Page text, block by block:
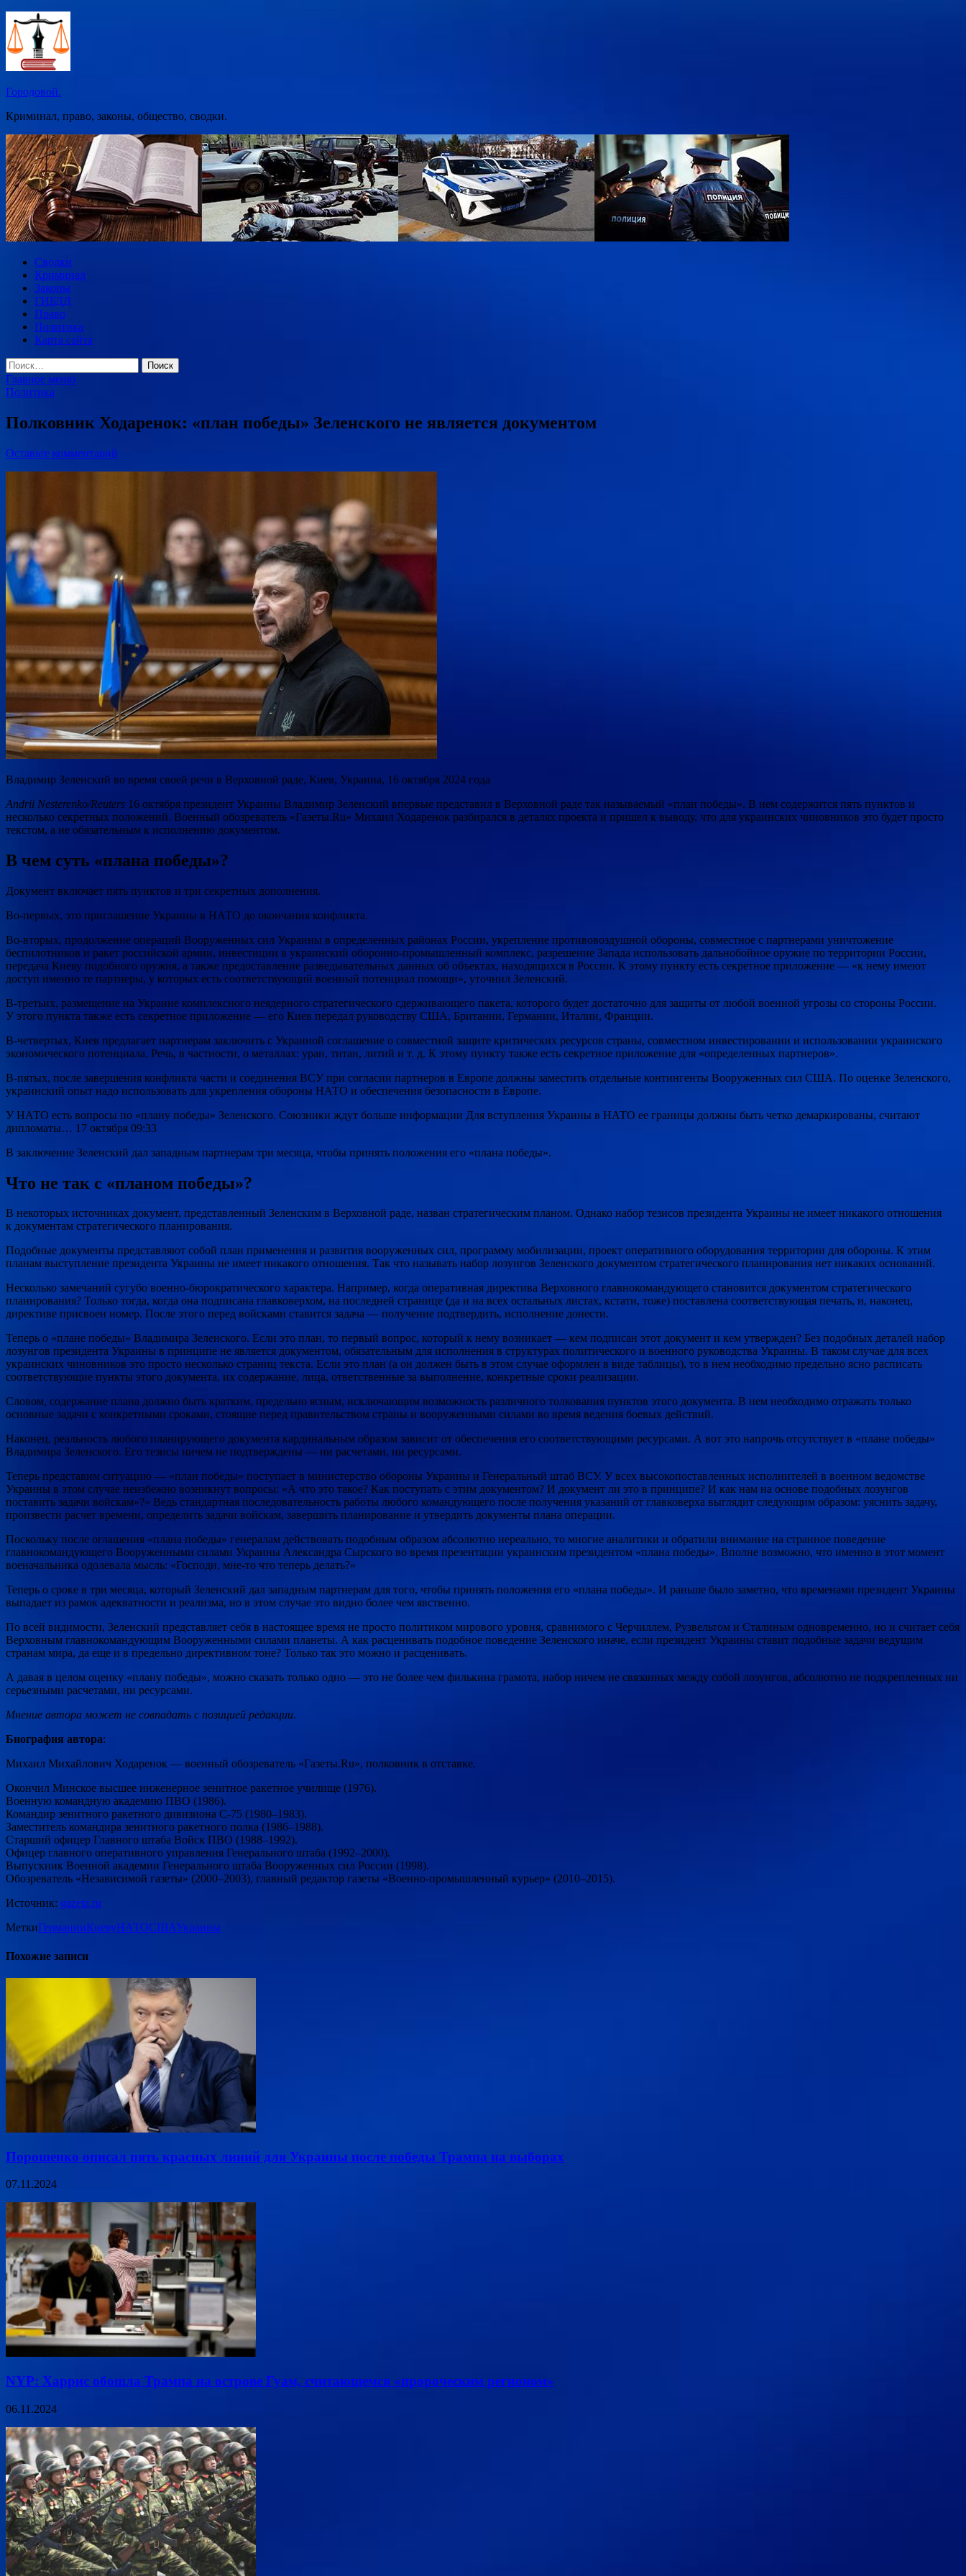
Перейти
содержимому
Городовой.
Криминал, право, законы, общество, сводки.
Сводки
Криминал
Законы
ГИБДД
Право
Политика
Карта сайта
Найти:
Главное меню
Политика
Полковник Ходаренок: «план победы» Зеленского не является документом
Оставьте комментарий
Владимир Зеленский во время своей речи в Верховной раде, Киев, Украина, 16 октября 2024 года
Andrii Nesterenko/Reuters 16 октября президент Украины Владимир Зеленский впервые представил в Верховной раде так называемый «план победы». В нем содержится пять пунктов и
несколько секретных положений. Военный обозреватель «Газеты.Ru» Михаил Ходаренок разбирался в деталях проекта и пришел к выводу, что для украинских чиновников это будет просто
текстом, а не обязательным к исполнению документом.
В чем суть «плана победы»?
Документ включает пять пунктов и три секретных дополнения.
Во-первых, это приглашение Украины в НАТО до окончания конфликта.
Во-вторых, продолжение операций Вооруженных сил Украины в определенных районах России, укрепление противовоздушной обороны, совместное с партнерами уничтожение
беспилотников и ракет российской армии, инвестиции в украинский оборонно-промышленный комплекс, разрешение Запада использовать дальнобойное оружие по территории России,
передача Киеву подобного оружия, а также предоставление разведывательных данных об объектах, находящихся в России. К этому пункту есть секретное приложение — «к нему имеют
доступ именно те партнеры, у которых есть соответствующий военный потенциал помощи», уточнил Зеленский.
В-третьих, размещение на Украине комплексного неядерного стратегического сдерживающего пакета, которого будет достаточно для защиты от любой военной угрозы со стороны России.
У этого пункта также есть секретное приложение — его Киев передал руководству США, Британии, Германии, Италии, Франции.
В-четвертых, Киев предлагает партнерам заключить с Украиной соглашение о совместной защите критических ресурсов страны, совместном инвестировании и использовании украинского
экономического потенциала. Речь, в частности, о металлах: уран, титан, литий и т. д. К этому пункту также есть секретное приложение для «определенных партнеров».
В-пятых, после завершения конфликта части и соединения ВСУ при согласии партнеров в Европе должны заместить отдельные контингенты Вооруженных сил США. По оценке Зеленского,
украинский опыт надо использовать для укрепления обороны НАТО и обеспечения безопасности в Европе.
У НАТО есть вопросы по «плану победы» Зеленского. Союзники ждут больше информации Для вступления Украины в НАТО ее границы должны быть четко демаркированы, считают
дипломаты… 17 октября 09:33
В заключение Зеленский дал западным партнерам три месяца, чтобы принять положения его «плана победы».
Что не так с «планом победы»?
В некоторых источниках документ, представленный Зеленским в Верховной раде, назван стратегическим планом. Однако набор тезисов президента Украины не имеет никакого отношения
к документам стратегического планирования.
Подобные документы представляют собой план применения и развития вооруженных сил, программу мобилизации, проект оперативного оборудования территории для обороны. К этим
планам выступление президента Украины не имеет никакого отношения. Так что называть набор лозунгов Зеленского документом стратегического планирования нет никаких оснований.
Несколько замечаний сугубо военно-бюрократического характера. Например, когда оперативная директива Верховного главнокомандующего становится документом стратегического
планирования? Только тогда, когда она подписана главковерхом, на последней странице (да и на всех остальных листах, кстати, тоже) поставлена соответствующая печать, и, наконец,
директиве присвоен номер. После этого перед войсками ставится задача — получение подтвердить, исполнение донести.
Теперь о «плане победы» Владимира Зеленского. Если это план, то первый вопрос, который к нему возникает — кем подписан этот документ и кем утвержден? Без подобных деталей набор
лозунгов президента Украины в принципе не является документом, обязательным для исполнения в структурах политического и военного руководства Украины. В таком случае для всех
украинских чиновников это просто несколько страниц текста. Если это план (а он должен быть в этом случае оформлен в виде таблицы), то в нем необходимо предельно ясно расписать
соответствующие пункты этого документа, их содержание, лица, ответственные за выполнение, конкретные сроки реализации.
Словом, содержание плана должно быть кратким, предельно ясным, исключающим возможность различного толкования пунктов этого документа. В нем необходимо отражать только
основные задачи с конкретными сроками, стоящие перед правительством страны и вооруженными силами во время ведения боевых действий.
Наконец, реальность любого планирующего документа кардинальным образом зависит от обеспечения его соответствующими ресурсами. А вот это напрочь отсутствует в «плане победы»
Владимира Зеленского. Его тезисы ничем не подтверждены — ни расчетами, ни ресурсами.
Теперь представим ситуацию — «план победы» поступает в министерство обороны Украины и Генеральный штаб ВСУ. У всех высокопоставленных исполнителей в военном ведомстве
Украины в этом случае неизбежно возникнут вопросы: «А что это такое? Как поступать с этим документом? И документ ли это в принципе? И как нам на основе подобных лозунгов
поставить задачи войскам»?» Ведь стандартная последовательность работы любого командующего после получения указаний от главковерха выглядит следующим образом: уяснить задачу,
произвести расчет времени, определить задачи войскам, завершить планирование и утвердить документы плана операции.
Поскольку после оглашения «плана победы» генералам действовать подобным образом абсолютно нереально, то многие аналитики и обратили внимание на странное поведение
главнокомандующего Вооруженными силами Украины Александра Сырского во время презентации украинским президентом «плана победы». Вполне возможно, что именно в этот момент
военачальника одолевала мысль: «Господи, мне-то что теперь делать?»
Теперь о сроке в три месяца, который Зеленский дал западным партнерам для того, чтобы принять положения его «плана победы». И раньше было заметно, что временами президент Украины
выпадает из рамок адекватности и реализма, но в этом случае это видно более чем явственно.
По всей видимости, Зеленский представляет себя в настоящее время не просто политиком мирового уровня, сравнимого с Черчиллем, Рузвельтом и Сталиным одновременно, но и считает себя
Верховным главнокомандующим Вооруженными силами планеты. А как расценивать подобное поведение Зеленского иначе, если президент Украины ставит подобные задачи ведущим
странам мира, да еще и в предельно директивном тоне? Только так это можно и расценивать.
А давая в целом оценку «плану победы», можно сказать только одно — это не более чем филькина грамота, набор ничем не связанных между собой лозунгов, абсолютно не подкрепленных ни
серьезными расчетами, ни ресурсами.
Мнение автора может не совпадать с позицией редакции.
Биография автора:
Михаил Михайлович Ходаренок — военный обозреватель «Газеты.Ru», полковник в отставке.
Окончил Минское высшее инженерное зенитное ракетное училище (1976).
Военную командную академию ПВО (1986).
Командир зенитного ракетного дивизиона С-75 (1980–1983).
Заместитель командира зенитного ракетного полка (1986–1988).
Старший офицер Главного штаба Войск ПВО (1988–1992).
Офицер главного оперативного управления Генерального штаба (1992–2000).
Выпускник Военной академии Генерального штаба Вооруженных сил России (1998).
Обозреватель «Независимой газеты» (2000–2003), главный редактор газеты «Военно-промышленный курьер» (2010–2015).
Источник: gazeta.ru
МеткиГерманииКиевуНАТОСШАУкраины
Похожие записи
Порошенко описал пять красных линий для Украины после победы Трампа на выборах
07.11.2024
NYP: Харрис обошла Трампа на острове Гуам, считающемся «пророческим регионом»
06.11.2024